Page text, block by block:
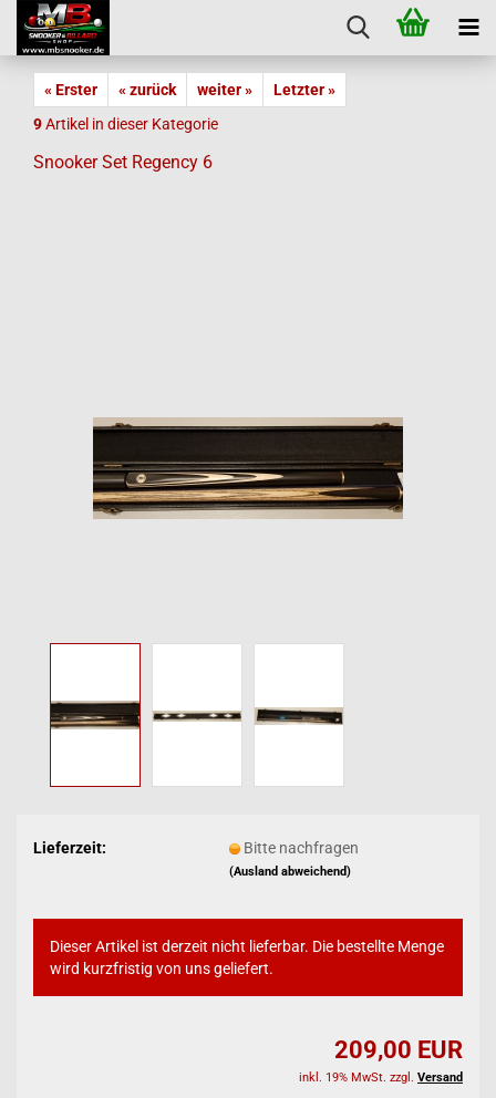
« Erster « zurück weiter »
Letzter »
9Artikel in dieser Kategorie
Snooker Set Regency 6
Lieferzeit: Bitte nachfragen
(Ausland abweichend)
Dieser Artikel ist derzeit nicht lieferbar. Die bestellte Menge
wird kurzfristig von uns geliefert.
209,00 EUR
inkl. 19% MwSt. zzgl. Versand